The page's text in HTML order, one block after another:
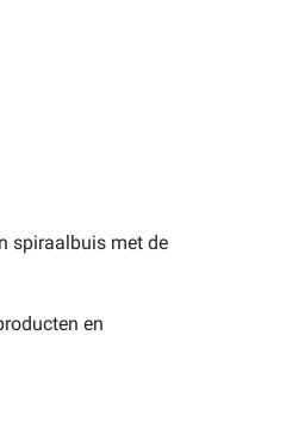
spiraalbuis met de
en